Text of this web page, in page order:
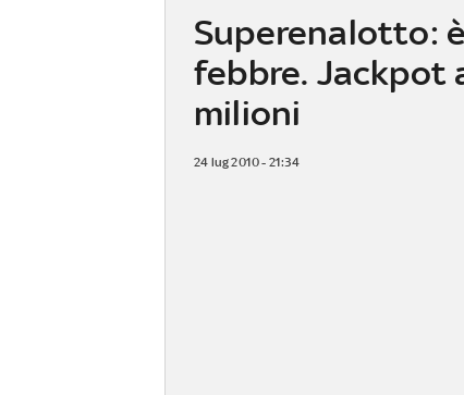
Superenalotto:
febbre. Jackpot
milioni
24 lug 2010 - 21:34